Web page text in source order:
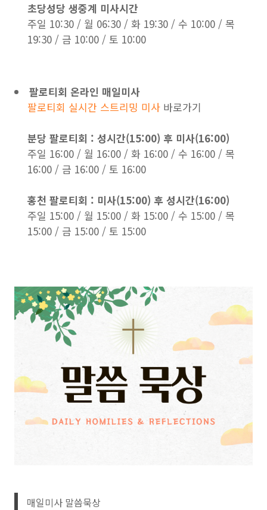
초당성당 생중계 미사시간
주일 10:30 / 월 06:30 / 화 19:30 / 수 10:00 / 목
19:30 / 금 10:00 / 토 10:00
팔로티회 온라인 매일미사
팔로티회 실시간 스트리밍 미사 바로가기
분당 팔로티회 : 성시간(15:00) 후 미사(16:00)
주일 16:00 / 월 16:00 / 화 16:00 / 수 16:00 / 목
16:00 / 금 16:00 / 토 16:00
홍천 팔로티회 : 미사(15:00) 후 성시간(16:00)
주일 15:00 / 월 15:00 / 화 15:00 / 수 15:00 / 목
15:00 / 금 15:00 / 토 15:00
매일미사 말씀묵상